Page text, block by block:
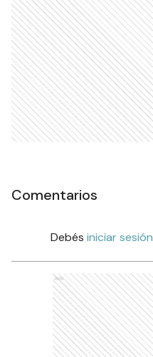
Comentarios
Debés iniciar sesión
Ads